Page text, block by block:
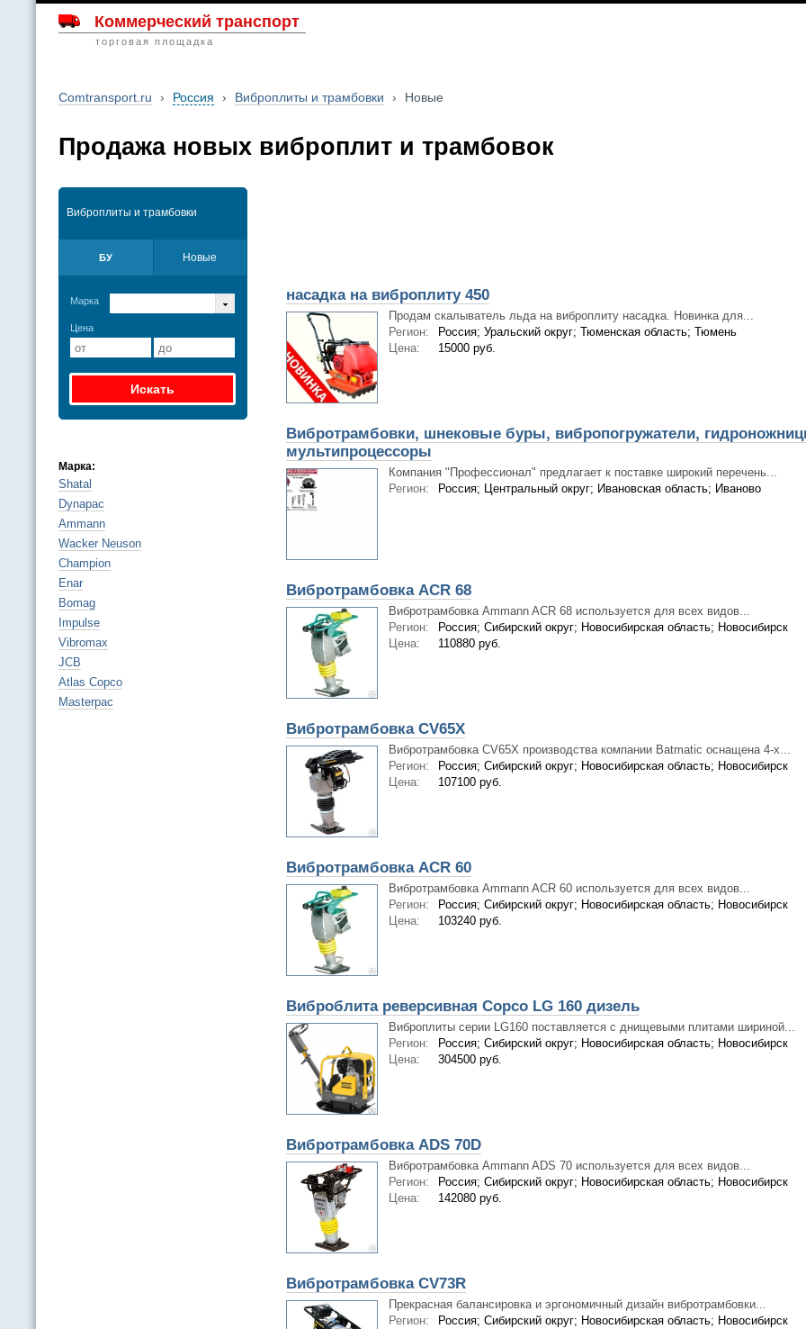
Коммерческий транспорт
торговая площадка
Comtransport.ru › Россия › Виброплиты и трамбовки › Новые
Продажа новых виброплит и трамбовок
Виброплиты и трамбовки
БУ Новые
Марка
Цена
Марка:
Shatal
Dynapac
Ammann
Wacker Neuson
Champion
Enar
Bomag
Impulse
Vibromax
JCB
Atlas Copco
Masterpac
насадка на виброплиту 450
Продам скалыватель льда на виброплиту насадка. Новинка для...
Регион:
Россия; Уральский округ; Тюменская область; Тюмень
Цена:
15000 руб.
Вибротрамбовки, шнековые буры, вибропогружатели,
мультипроцессоры
Компания "Профессионал" предлагает к поставке широкий перечень...
Регион:
Россия; Центральный округ; Ивановская область; Иваново
Вибротрамбовка ACR 68
Вибротрамбовка Ammann ACR 68 используется для всех видов...
Регион:
Россия; Сибирский округ; Новосибирская область; Новосибирск
Цена:
110880 руб.
Вибротрамбовка CV65X
Вибротрамбовка CV65X производства компании Batmatic оснащена 4-х...
Регион:
Россия; Сибирский округ; Новосибирская область; Новосибирск
Цена:
107100 руб.
Вибротрамбовка ACR 60
Вибротрамбовка Ammann ACR 60 используется для всех видов...
Регион:
Россия; Сибирский округ; Новосибирская область; Новосибирск
Цена:
103240 руб.
Виброблита реверсивная Copco LG 160 дизель
Виброплиты серии LG160 поставляется с днищевыми плитами шириной...
Регион:
Россия; Сибирский округ; Новосибирская область; Новосибирск
Цена:
304500 руб.
Вибротрамбовка ADS 70D
Вибротрамбовка Ammann ADS 70 используется для всех видов...
Регион:
Россия; Сибирский округ; Новосибирская область; Новосибирск
Цена:
142080 руб.
Вибротрамбовка CV73R
Прекрасная балансировка и эргономичный дизайн вибротрамбовки...
Регион:
Россия; Сибирский округ; Новосибирская область; Новосибирск